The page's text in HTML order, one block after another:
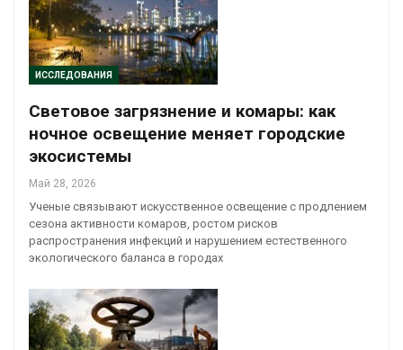
ИССЛЕДОВАНИЯ
Световое загрязнение и комары: как
ночное освещение меняет городские
экосистемы
Май 28, 2026
Ученые связывают искусственное освещение с продлением
сезона активности комаров, ростом рисков
распространения инфекций и нарушением естественного
экологического баланса в городах